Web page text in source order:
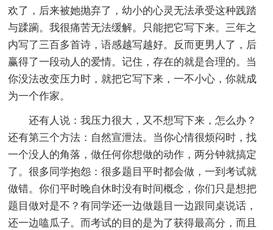
欢了，后来被她抛弃了，幼小的心灵无法承受这种践踏
与蹂躏。我很痛苦无法缓解。只能把它写下来。三年之
内写了三百多首诗，语感越写越好。反而更男人了，后
赢得了一段动人的爱情。记住，存在的就是合理的。当
你没法改变压力时，就把它写下来，一不小心，你就成
为一个作家。
还有人说：我压力很大，又不想写下来，怎么办？
还有第三个方法：自然宣泄法。当你心情很烦闷时，找
一个没人的角落，做任何你想做的动作，两分钟就搞定
了。很多同学抱怨：很多题目平时都会做，一到考试就
做错。你们平时晚自休时没有时间概念，你们只是想把
题目做对是不？有同学还一边做题目一边跟同桌说话，
还一边嗑瓜子。而考试的目的是为了获得最高分，而且